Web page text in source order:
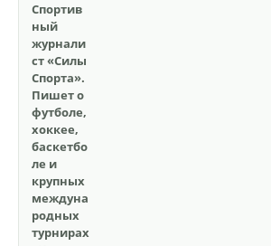
Спортив
ный
журнали
ст «Силы
Спорта».
Пишет о
футболе,
хоккее,
баскетбо
ле и
крупных
междуна
родных
турнирах